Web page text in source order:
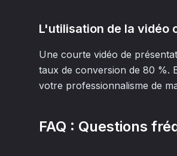
L'utilisation de la vidéo
Une courte vidéo de
taux de conversion de 80 %.
votre professionnalisme de
FAQ : Questions